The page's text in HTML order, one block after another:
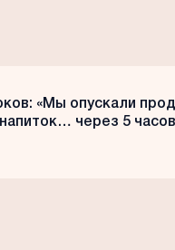
«Мы опускали
через 5